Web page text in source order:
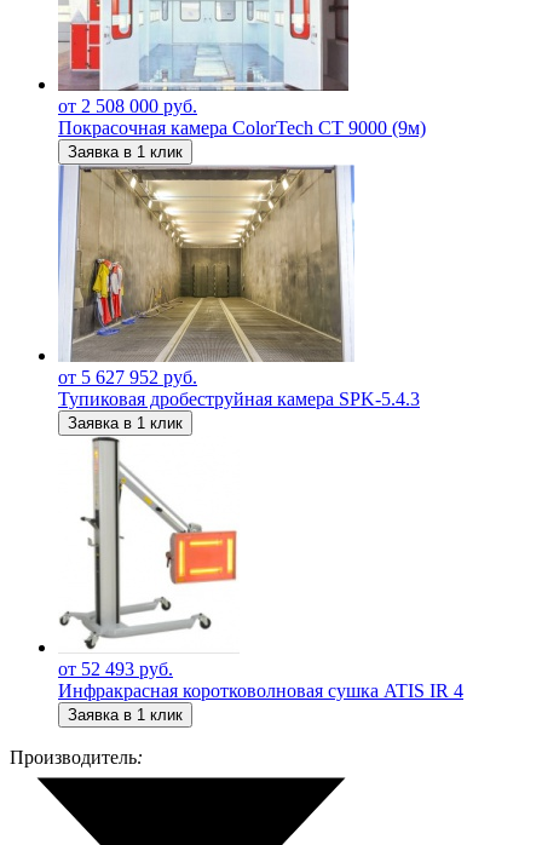
от 2 508 000 руб.
Покрасочная камера ColorTech СТ 9000 (9м)
Заявка в 1 клик
от 5 627 952 руб.
Тупиковая дробеструйная камера SPK-5.4.3
Заявка в 1 клик
от 52 493 руб.
Инфракрасная коротковолновая сушка ATIS IR 4
Заявка в 1 клик
Производитель: